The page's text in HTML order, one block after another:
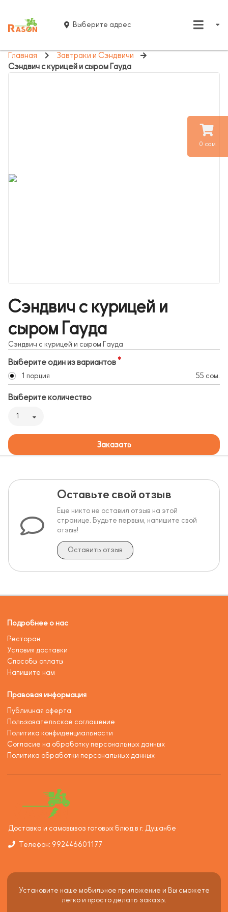
0 сом.
Выберите адрес
Главная
Завтраки и Сэндвичи
Сэндвич с курицей и сыром Гауда
Сэндвич с курицей и
сыром Гауда
Сэндвич с курицей и сыром Гауда
Выберите один из вариантов
1 порция 55 сом.
Выберите количество
1
Заказать
Оставьте свой отзыв
Еще никто не оставил отзыв на этой
странице. Будьте первым, напишите свой
отзыв!
Оставить отзыв
Подробнее о нас
Ресторан
Условия доставки
Способы оплаты
Напишите нам
Правовая информация
Публичная оферта
Пользовательское соглашение
Политика конфиденциальности
Согласие на обработку персональных данных
Политика обработки персональных данных
Доставка и самовывоз готовых блюд в г. Душанбе
Телефон: 992446601177
Установите наше мобильное приложение и Вы сможете
легко и просто делать заказы.